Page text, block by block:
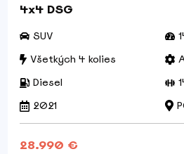
4x4 DSG
SUV
Všetkých 4 kolies
Diesel
2021
28.990 €